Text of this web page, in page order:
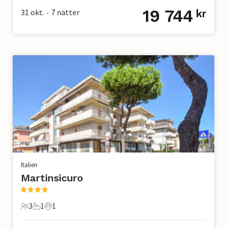
31 okt. • 7 nätter 19 744 kr
Italien
Martinsicuro
3 Gäster
3
1 Badrum
1
1 Husdjur
1